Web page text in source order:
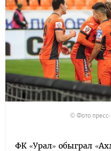
© Фото
ФК «Урал» обыграл